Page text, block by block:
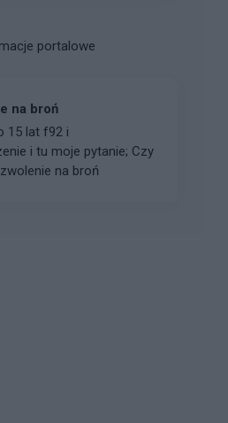
portalowe
na broń
15 lat f92 i
i tu moje pytanie; Czy
na broń